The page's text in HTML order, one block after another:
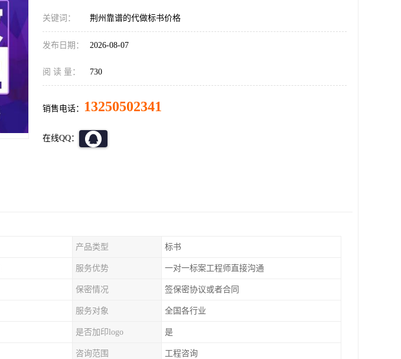
关键词： 荆州靠谱的代做标书价格
发布日期： 2026-08-07
阅 读 量： 730
销售电话： 13250502341
在线QQ：
产品类型 标书
服务优势 一对一标案工程师直接沟通
保密情况 签保密协议或者合同
服务对象 全国各行业
是否加印logo 是
咨询范围 工程咨询